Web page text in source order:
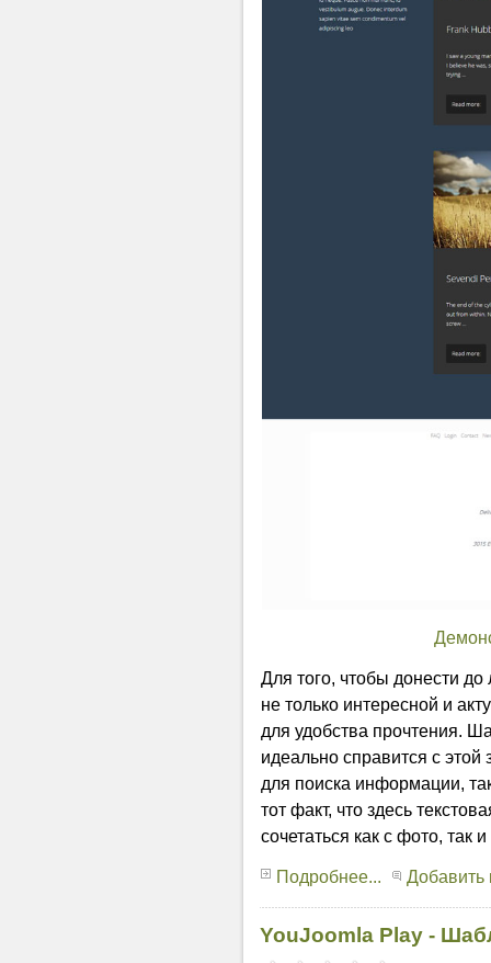
Для того, чтобы донести
не только интересной и
для удобства прочтения.
идеально справится с этой
для поиска информации,
тот факт, что здесь
сочетаться как с фото, так
Подробнее... Добавить
YouJoomla Play -